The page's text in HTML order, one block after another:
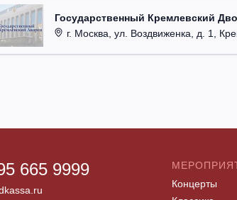
Государственный Кремлевский
г. Москва, ул. Воздвиженка, д. 1,
665 9999
Концерты